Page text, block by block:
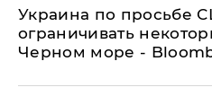
Украина по просьбе
ограничивать
Черном море -